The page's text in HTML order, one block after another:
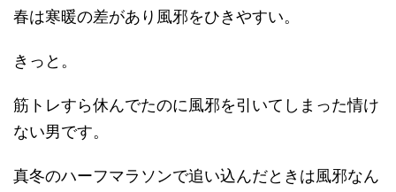
春は寒暖の差があり風邪をひきやすい。
きっと。
筋トレすら休んでたのに風邪を引いてしまった情け
ない男です。
真冬のハーフマラソンで追い込んだときは風邪なん